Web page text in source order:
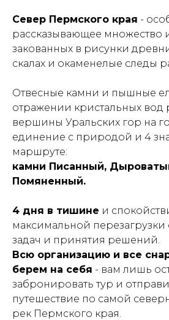
Север Пермского края -
рассказывающее множество
закованных в рисунки
скалах и окаменелые следы
Отвесные камни и пышные
отражении кристальных
вершины Уральских гор на
единение с природой и 4
маршруте:
камни Писанный,
Помяненный.
4 дня в тишине и
максимальной перезагрузки
задач и принятия решений.
Всю организацию и все
берем на себя - вам лишь
забронировать тур и
путешествие по самой
рек Пермского края.